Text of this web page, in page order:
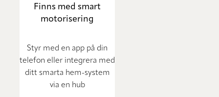
Finns med smart
motorisering
Styr med en app på din
telefon eller integrera med
ditt smarta hem-system
via en hub